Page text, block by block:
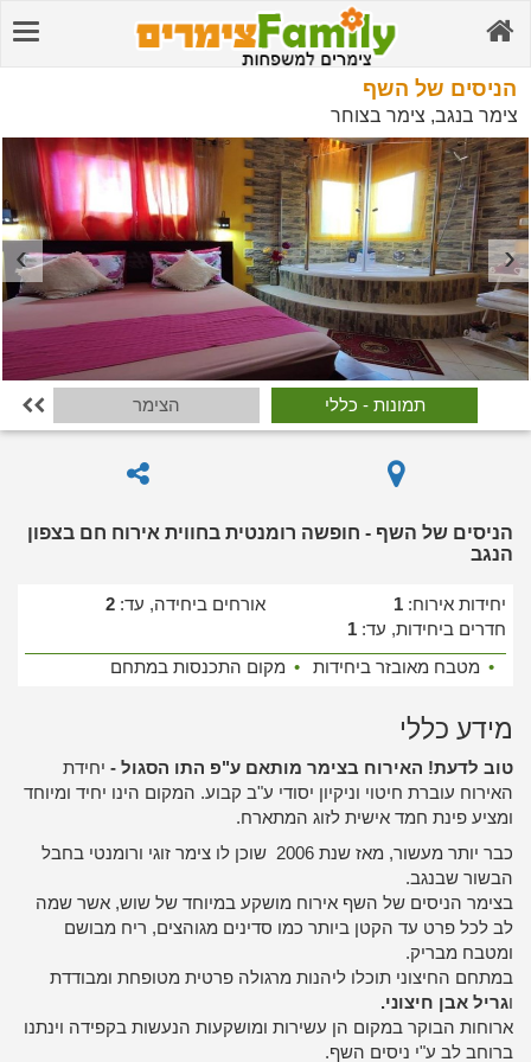
הניסים של השף
צימר בנגב, צימר בצוחר
תמונות - כללי הצימר 
הניסים של השף - חופשה רומנטית בחווית אירוח חם בצפון
הנגב
יחידות אירוח: 1 אורחים ביחידה, עד: 2
חדרים ביחידות, עד: 1
• מטבח מאובזר ביחידות • מקום התכנסות במתחם
מידע כללי
טוב לדעת! האירוח בצימר מותאם ע"פ התו הסגול - יחידת
האירוח עוברת חיטוי וניקיון יסודי ע"ב קבוע. המקום הינו יחיד ומיוחד
ומציע פינת חמד אישית לזוג המתארח.
כבר יותר מעשור, מאז שנת 2006 שוכן לו צימר זוגי ורומנטי בחבל
הבשור שבנגב.
בצימר הניסים של השף אירוח מושקע במיוחד של שוש, אשר שמה
לב לכל פרט עד הקטן ביותר כמו סדינים מגוהצים, ריח מבושם
ומטבח מבריק.
במתחם החיצוני תוכלו ליהנות מרגולה פרטית מטופחת ומבודדת
וגריל אבן חיצוני.
ארוחות הבוקר במקום הן עשירות ומושקעות הנעשות בקפידה וינתנו
ברוחב לב ע"י ניסים השף.